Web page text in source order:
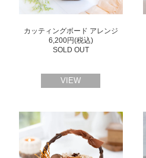
カッティングボード アレンジ
6,200円(税込)
SOLD OUT
VIEW